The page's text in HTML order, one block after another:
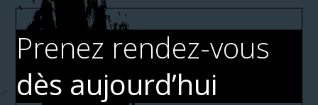
Prenez rendez-vous
dès aujourd’hui